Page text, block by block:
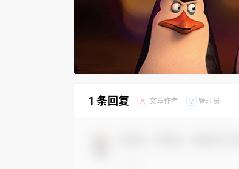
1 条回复 A 文章作者 M 管理员